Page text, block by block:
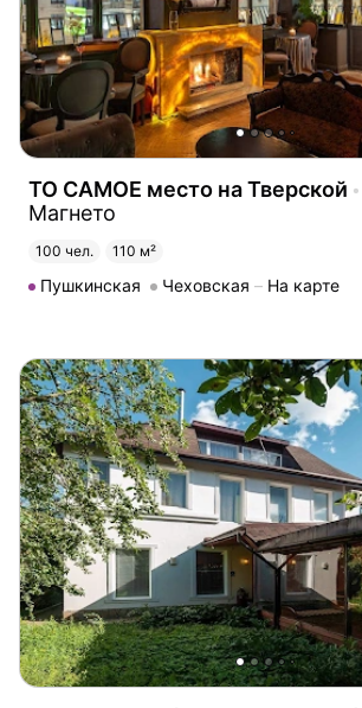
ТО САМОЕ место на Тверской
Магнето
100 чел. 110 м²
Пушкинская Чеховская На карте